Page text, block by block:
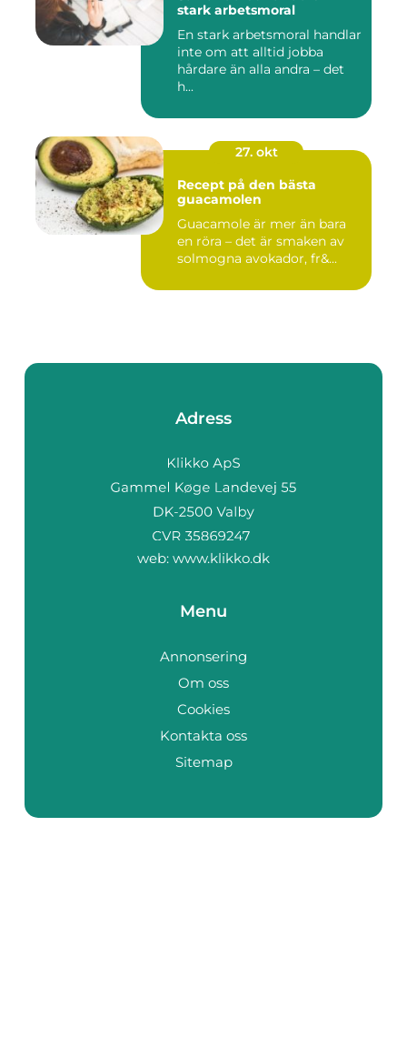
stark arbetsmoral
En stark arbetsmoral handlar
inte om att alltid jobba
hårdare än alla andra – det
h...
27. okt
Recept på den bästa
guacamolen
Guacamole är mer än bara
en röra – det är smaken av
solmogna avokador, fr&...
Adress
web: www.klikko.dk
Menu
Annonsering
Om oss
Cookies
Kontakta oss
Sitemap